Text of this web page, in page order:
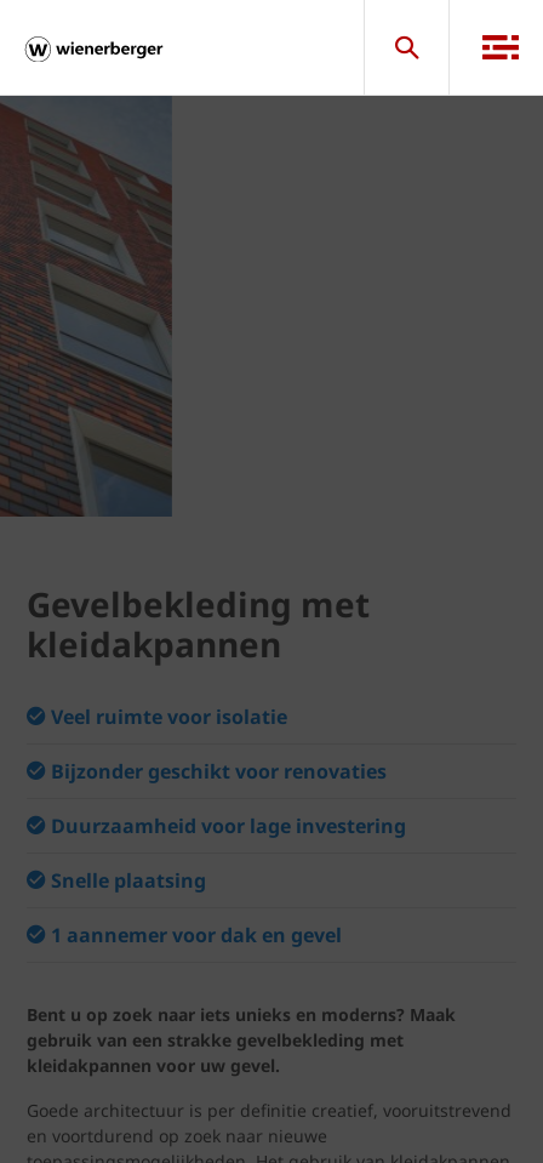
Gevelbekleding met
kleidakpannen
Veel ruimte voor isolatie
Bijzonder geschikt voor renovaties
Duurzaamheid voor lage investering
Snelle plaatsing
1 aannemer voor dak en gevel
Bent u op zoek naar iets unieks en moderns? Maak
gebruik van een strakke gevelbekleding met
kleidakpannen voor uw gevel.
Goede architectuur is per definitie creatief, vooruitstrevend
en voortdurend op zoek naar nieuwe